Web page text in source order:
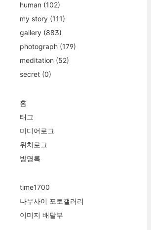
human (102)
my story (111)
gallery (883)
photograph (179)
meditation (52)
secret (0)
홈
태그
미디어로그
위치로그
방명록
time1700
나무사이 포토갤러리
이미지 배달부